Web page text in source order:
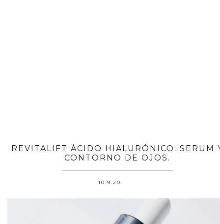
REVITALIFT ÁCIDO HIALURÓNICO: SERUM
CONTORNO DE OJOS.
10.9.20